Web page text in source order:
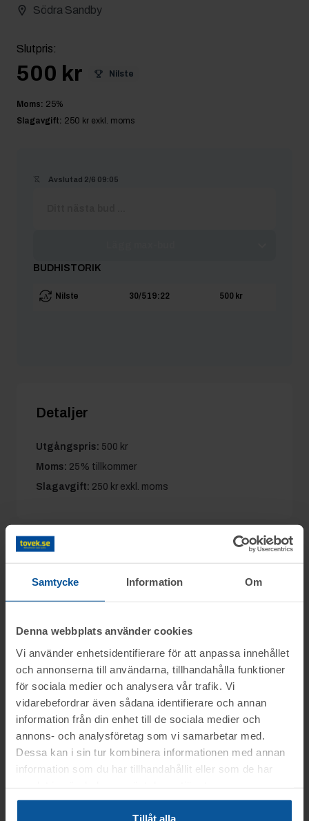
Samtycke Information Om
Denna webbplats använder cookies
Vi använder enhetsidentifierare för att anpassa innehållet
och annonserna till användarna, tillhandahålla funktioner
för sociala medier och analysera vår trafik. Vi
vidarebefordrar även sådana identifierare och annan
information från din enhet till de sociala medier och
annons- och analysföretag som vi samarbetar med.
Dessa kan i sin tur kombinera informationen med annan
information som du har tillhandahållit eller som de har
Tillåt alla
Södra Sandby
Slutpris:
500 kr Nilste
Moms: 25%
Slagavgift: 250 kr exkl. moms
Avslutad 2/6 09:05
BUDHISTORIK
Nilste 30/5 19:22 500 kr
Detaljer
Utgångspris: 500 kr
Moms: 25% tillkommer
Slagavgift: 250 kr exkl. moms
Information
Objektet säljes i befintligt skick.
Det är upp till köparen att kontrollera
objektet vid angiven tid för visning.
OBS! Lagda bud kan inte tas bort!
Vid konkursutförsäljning gäller inte
konsumentköplagen (ex. ångerrätt). Se mer
info i registreringsavtalet.
Lars tel.nr: 0708-496611
Du kan alltid kontakta oss på 0346-48770 för
generella frågor om auktioner och rop.
Visning
Södra Sandby
13:00.
Betalning
Betalningen skall vara Toveks Auktioner AB
tillhanda SENAST 2026-06-05.
Avhämtning